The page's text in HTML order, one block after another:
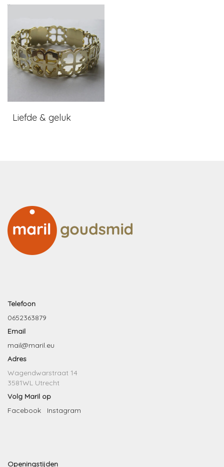
Liefde & geluk
Telefoon
0652363879
Email
mail@maril.eu
Adres
Wagendwarstraat 14
3581WL Utrecht
Volg Maril op
Facebook
Instagram
Openingstijden